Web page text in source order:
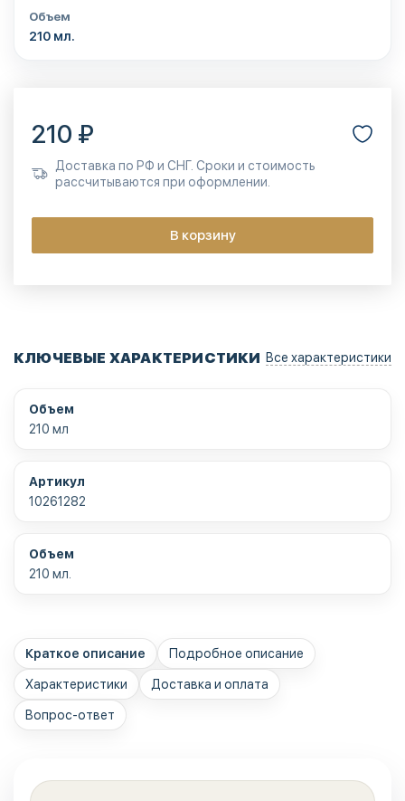
Объем
210 мл.
210 ₽
Доставка по РФ и СНГ. Сроки и стоимость
рассчитываются при оформлении.
В корзину
КЛЮЧЕВЫЕ ХАРАКТЕРИСТИКИ Все характеристики
Объем
210 мл
Артикул
10261282
Объем
210 мл.
Краткое описание Подробное описание
Характеристики Доставка и оплата
Вопрос-ответ